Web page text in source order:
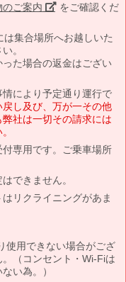
のご案内」 をご確認くだ
集合場所へお越しいた
。
た場合の返金はござい
により予定通り運行で
戻し及び、万が一その他
社は一切その請求には
専用です。ご乗車場所
できません。
リクライニングがあま
使用できない場合がござ
（コンセント・Wi-Fiは
い為。）